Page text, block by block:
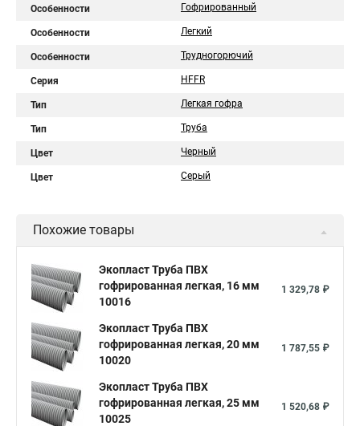
Особенности Гофрированный
Особенности Легкий
Особенности Трудногорючий
Серия HFFR
Тип Легкая гофра
Тип Труба
Цвет Черный
Цвет Серый
Похожие товары
Экопласт Труба ПВХ
гофрированная легкая, 16 мм
10016
1 329,78 ₽
Экопласт Труба ПВХ
гофрированная легкая, 20 мм
10020
1 787,55 ₽
Экопласт Труба ПВХ
гофрированная легкая, 25 мм
10025
1 520,68 ₽